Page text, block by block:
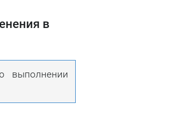
в
выполнении